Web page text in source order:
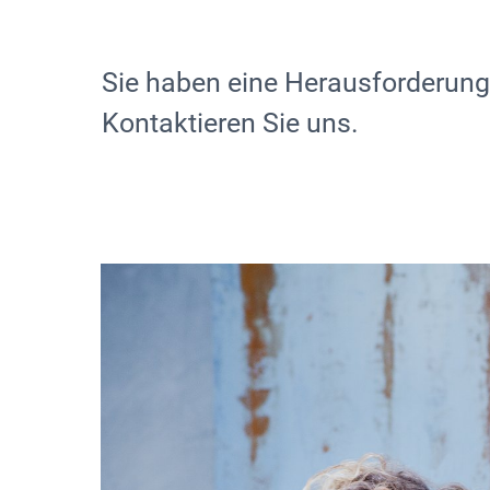
Sie haben eine
Kontaktieren Sie uns.